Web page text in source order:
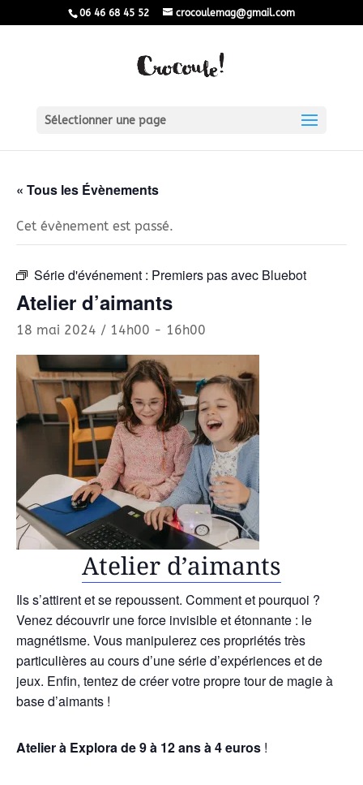
06 46 68 45 52 crocoulemag@gmail.com
Sélectionner une page
« Tous les Évènements
Cet évènement est passé.
Série d'événement : Premiers pas avec Bluebot
Atelier d’aimants
18 mai 2024 / 14h00 - 16h00
Atelier d’aimants
Ils s’attirent et se repoussent. Comment et pourquoi ?
Venez découvrir une force invisible et étonnante : le
magnétisme. Vous manipulerez ces propriétés très
particulières au cours d’une série d’expériences et de
jeux. Enfin, tentez de créer votre propre tour de magie à
base d’aimants !
Atelier à Explora de 9 à 12 ans à 4 euros !